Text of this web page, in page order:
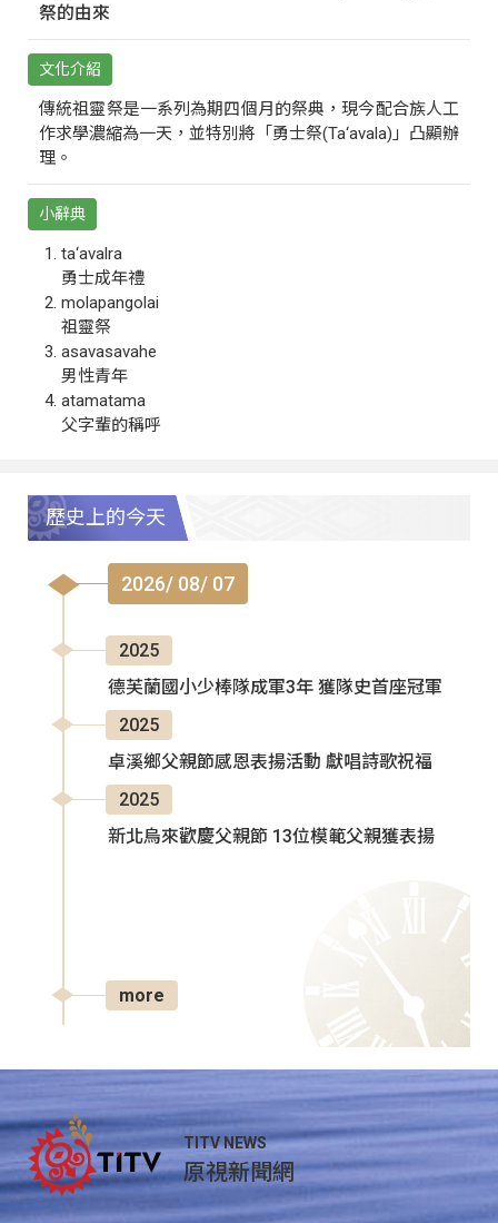
祭的由來
文化介紹
傳統祖靈祭是一系列為期四個月的祭典，現今配合族人工
作求學濃縮為一天，並特別將「勇士祭(Ta‘avala)」凸顯辦
理。
小辭典
ta‘avalra
勇士成年禮
molapangolai
祖靈祭
asavasavahe
男性青年
atamatama
父字輩的稱呼
歷史上的今天
2026/ 08/ 07
2025
德芙蘭國小少棒隊成軍3年 獲隊史首座冠軍
2025
卓溪鄉父親節感恩表揚活動 獻唱詩歌祝福
2025
新北烏來歡慶父親節 13位模範父親獲表揚
more
TITV NEWS
原視新聞網